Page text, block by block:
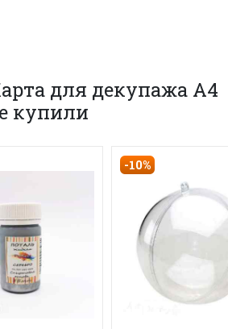
для декупажа А4
купили
-10%